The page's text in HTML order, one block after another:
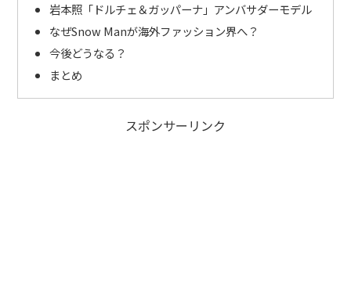
岩本照「ドルチェ＆ガッパーナ」アンバサダーモデル
なぜSnow Manが海外ファッション界へ？
今後どうなる？
まとめ
スポンサーリンク